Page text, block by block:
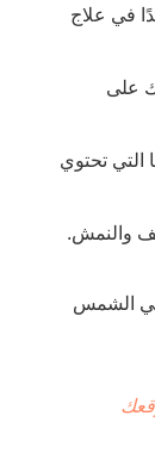
في علاج
على
التي تحتوي
والنمش.
الشمس